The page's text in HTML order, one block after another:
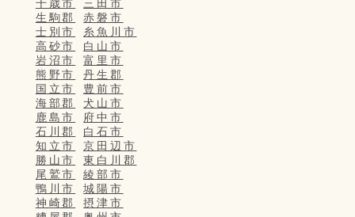
千歳市
三田市
生駒郡
赤磐市
士別市
糸魚川市
高砂市
白山市
岩沼市
富里市
熊野市
丹生郡
国立市
豊前市
海部郡
犬山市
鹿島市
府中市
石川郡
白石市
知立市
京田辺市
勝山市
東白川郡
尾鷲市
綾部市
鴨川市
城陽市
神崎郡
摂津市